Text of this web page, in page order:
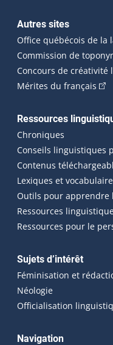
Autres sites
Office québécois de la
Commission de
Concours de créativité
Mérites du français
Ressources
Chroniques
Conseils linguistiques
Contenus
Lexiques et
Outils pour apprendre
Ressources
Ressources pour le
Sujets d’intérêt
Féminisation et
Néologie
Officialisation
Navigation